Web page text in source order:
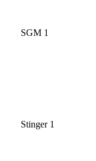
SGM 1
Stinger 1